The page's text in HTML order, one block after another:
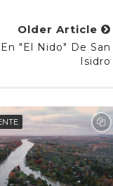
Older Article
"El Nido" De San
Isidro